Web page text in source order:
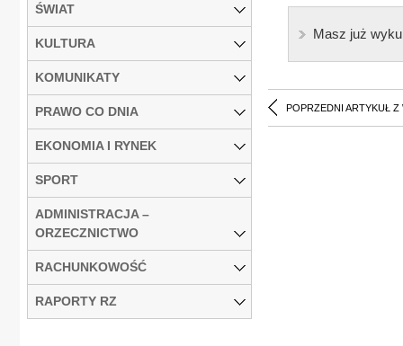
Masz już
POPRZEDNI ARTYKUŁ Z
ŚWIAT
KULTURA
KOMUNIKATY
PRAWO CO DNIA
EKONOMIA I RYNEK
SPORT
ADMINISTRACJA –
ORZECZNICTWO
RACHUNKOWOŚĆ
RAPORTY RZ